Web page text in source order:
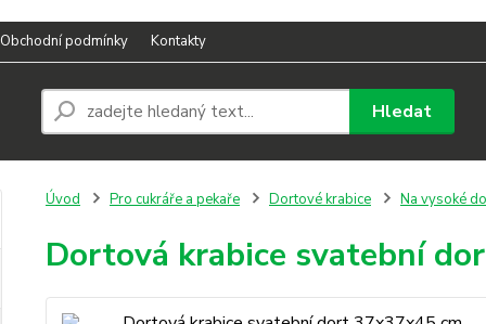
Obchodní podmínky Kontakty
Hledat
Úvod Pro cukráře a pekaře Dortové krabice Na vysoké
Dortová krabice svatební